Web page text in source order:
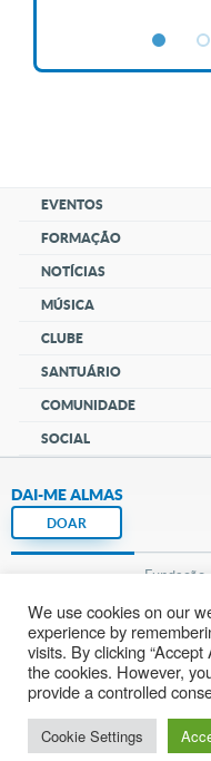
EVENTOS
FORMAÇÃO
NOTÍCIAS
MÚSICA
CLUBE
SANTUÁRIO
COMUNIDADE
SOCIAL
DAI-ME ALMAS
DOAR
Fundação
Pedido
Mapa do
cancaonova.com© 2002 – 2026
We use cookies on our
experience by
visits. By clicking
the cookies. However,
provide a controlled
Cookie Settings